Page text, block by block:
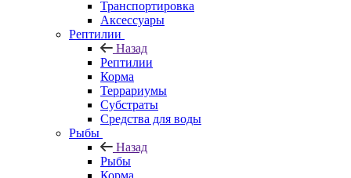
Транспортировка
Аксессуары
Рептилии
Назад
Рептилии
Корма
Террариумы
Субстраты
Средства для воды
Рыбы
Назад
Рыбы
Корма